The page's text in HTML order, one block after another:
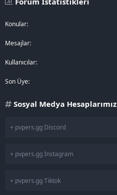
Konular
Mesajlar
Kullanıcılar
Son Üye
Sosyal Medya Hesaplarımız
+ pvpers.gg Discord
+ pvpers.gg Instagram
+ pvpers.gg Tiktok